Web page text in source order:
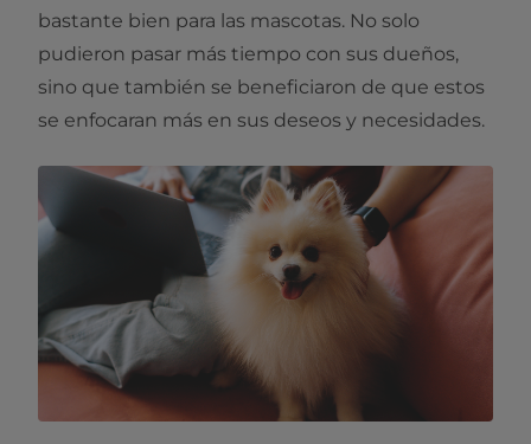
bastante bien para las mascotas. No solo
pudieron pasar más tiempo con sus dueños,
sino que también se beneficiaron de que estos
se enfocaran más en sus deseos y necesidades.